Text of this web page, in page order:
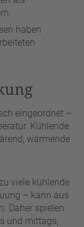
haben
eingeordnet –
Kühlende
wärmende
viele kühlende
– kann aus
Daher spielen
und mittags,